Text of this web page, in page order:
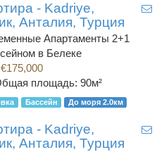
- Kadriye,
Анталия, Турция
Апартаменты 2+1
в Белеке
площадь: 90м²
Бассейн До моря 2.0км
- Kadriye,
Анталия, Турция